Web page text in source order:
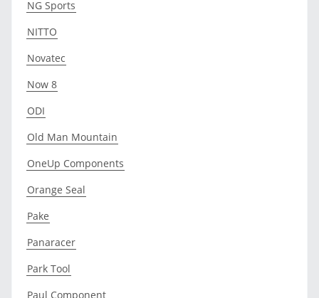
NG Sports
NITTO
Novatec
Now 8
ODI
Old Man Mountain
OneUp Components
Orange Seal
Pake
Panaracer
Park Tool
Paul Component